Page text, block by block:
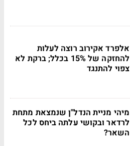
אלפרד אקירוב רוצה לעלות
להחזקה של 15% בכלל; ברקת לא
צפוי להתנגד
מיהי מניית הנדל"ן שנמצאת מתחת
לרדאר ובקושי עלתה ביחס לכל
השאר?